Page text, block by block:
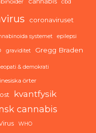
cbd
coronaviruset
systemet epilepsi
graviditet Gregg Braden
& demokrati
örter
kvantfysik
cannabis
WHO